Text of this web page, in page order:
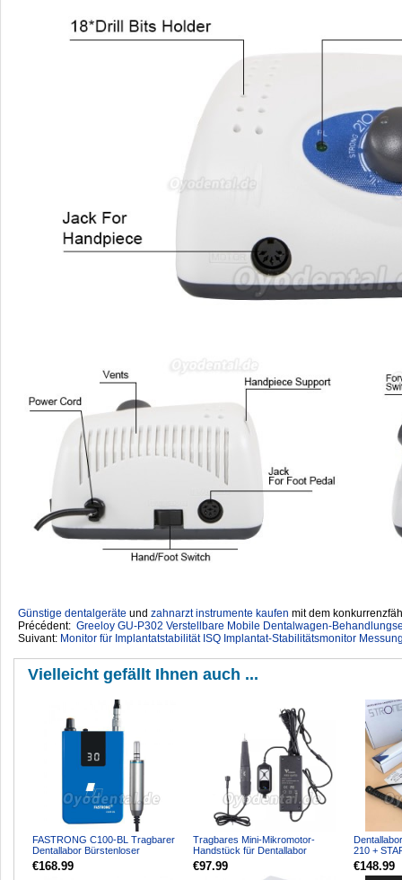
Günstige dentalgeräte ‎ und zahnarzt instrumente kaufen mit dem
Précédent: Greeloy GU-P302 Verstellbare Mobile Dentalwagen-
Suivant: Monitor für Implantatstabilität ISQ Implantat-Stabilitätsmonitor
Vielleicht gefällt Ihnen auch ...
FASTRONG C100-BL Tragbarer
Dentallabor Bürstenloser
Mikromotor 30.000 U/min
€168.99
Tragbares Mini-Mikromotor-
Handstück für Dentallabor
Schmuck Nagelstudio 50.000 U...
€97.99
210 +
Handstück
€148.99